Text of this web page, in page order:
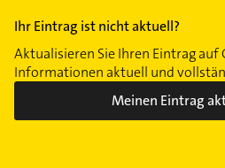
Ihr Eintrag ist nicht aktuell?
Aktualisieren Sie Ihren Eintrag auf
Informationen aktuell und
Meinen Eintrag